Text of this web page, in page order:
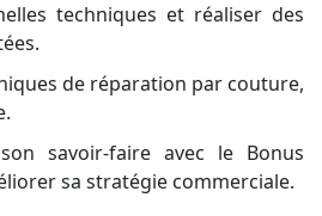
techniques et réaliser des
.
de réparation par couture,
.
savoir-faire avec le Bonus
sa stratégie commerciale.